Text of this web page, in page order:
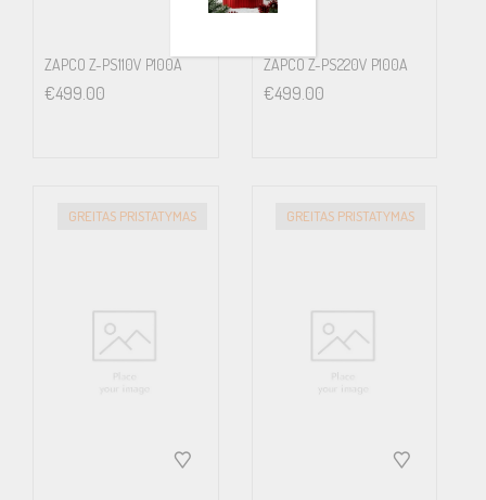
ZAPCO Z-PS110V P100A
€499.00
ZAPCO Z-PS220V P100A
€499.00
GREITAS PRISTATYMAS GREITAS PRISTATYMAS